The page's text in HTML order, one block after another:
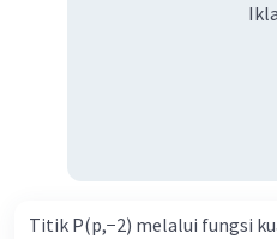
Titik P(p,−2) melalui fungsi